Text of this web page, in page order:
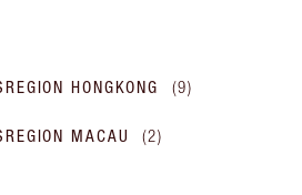
HONGKONG (9)
MACAU (2)